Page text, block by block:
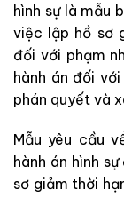
hình sự là mẫu
việc lập hồ sơ
đối với phạm
hành án đối
phán quyết và
Mẫu yêu cầu
hành án hình
sơ giảm thời